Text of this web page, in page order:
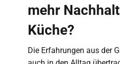
mehr
Küche?
Die Erfahrungen aus der